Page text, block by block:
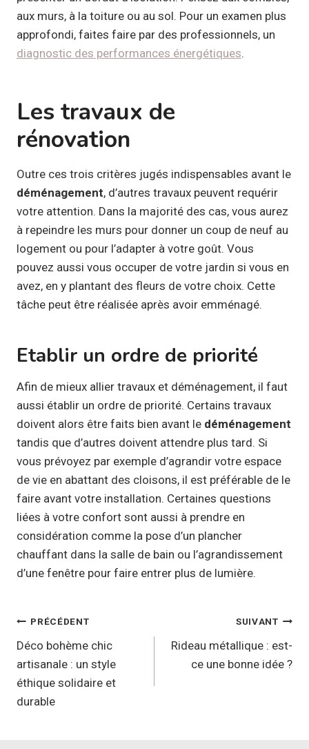
aux murs, à la toiture ou au sol. Pour un examen plus
approfondi, faites faire par des professionnels, un
diagnostic des performances énergétiques.
Les travaux de
rénovation
Outre ces trois critères jugés indispensables avant le
déménagement, d’autres travaux peuvent requérir
votre attention. Dans la majorité des cas, vous aurez
à repeindre les murs pour donner un coup de neuf au
logement ou pour l’adapter à votre goût. Vous
pouvez aussi vous occuper de votre jardin si vous en
avez, en y plantant des fleurs de votre choix. Cette
tâche peut être réalisée après avoir emménagé.
Etablir un ordre de priorité
Afin de mieux allier travaux et déménagement, il faut
aussi établir un ordre de priorité. Certains travaux
doivent alors être faits bien avant le déménagement
tandis que d’autres doivent attendre plus tard. Si
vous prévoyez par exemple d’agrandir votre espace
de vie en abattant des cloisons, il est préférable de le
faire avant votre installation. Certaines questions
liées à votre confort sont aussi à prendre en
considération comme la pose d’un plancher
chauffant dans la salle de bain ou l’agrandissement
d’une fenêtre pour faire entrer plus de lumière.
Navigation
de
l’article
PRÉCÉDENT
Déco bohème chic
artisanale : un style
éthique solidaire et
durable
SUIVANT
Rideau métallique : est-
ce une bonne idée ?